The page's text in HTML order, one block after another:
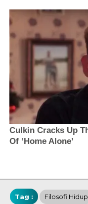
Tag : Filosofi Hidup